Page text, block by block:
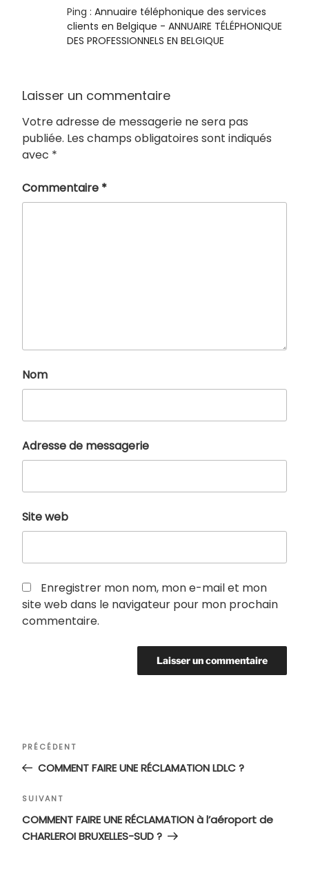
Ping : Annuaire téléphonique des services
clients en Belgique - ANNUAIRE TÉLÉPHONIQUE
DES PROFESSIONNELS EN BELGIQUE
Laisser un commentaire
Votre adresse de messagerie ne sera pas
publiée. Les champs obligatoires sont indiqués
avec *
Commentaire *
Nom
Adresse de messagerie
Site web
Enregistrer mon nom, mon e-mail et mon
site web dans le navigateur pour mon prochain
commentaire.
Navigation
l’article
Article
précédent
PRÉCÉDENT
COMMENT FAIRE UNE RÉCLAMATION LDLC ?
Article
suivant
SUIVANT
COMMENT FAIRE UNE RÉCLAMATION à l’aéroport de
CHARLEROI BRUXELLES-SUD ?